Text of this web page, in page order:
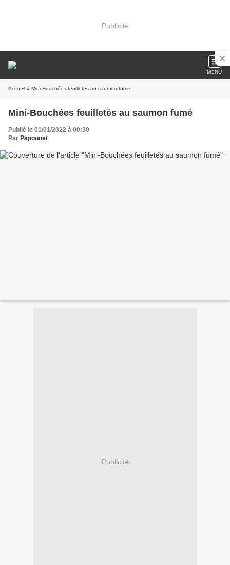
Publicité
MENU
Accueil » Mini-Bouchées feuilletés au saumon fumé
Mini-Bouchées feuilletés au saumon fumé
Publié le 01/01/2022 à 00:30
Par Papounet
Publicité